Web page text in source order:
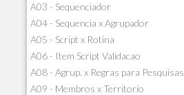
A03 - Sequenciador
A04 - Sequencia x Agrupador
A05 - Script x Rotina
A06 - Item Script Validacao
A08 - Agrup. x Regras para Pesquisas
A09 - Membros x Territorio